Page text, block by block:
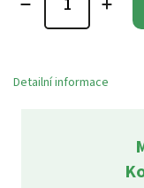
Detailní informace